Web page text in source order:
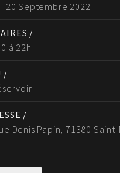
20 Septembre 2022
/
à 22h
/
/
Denis Papin, 71380